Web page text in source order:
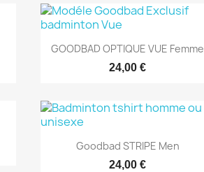
Aperçu rapide
GOODBAD OPTIQUE VUE Femme
24,00 €
Aperçu rapide
Goodbad STRIPE Men
24,00 €